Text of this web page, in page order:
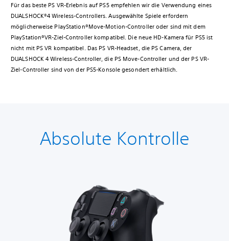
Für das beste PS VR-Erlebnis auf PS5 empfehlen wir die Verwendung eines
DUALSHOCK®4 Wireless-Controllers. Ausgewählte Spiele erfordern
möglicherweise PlayStation®Move-Motion-Controller oder sind mit dem
PlayStation®VR-Ziel-Controller kompatibel. Die neue HD-Kamera für PS5 ist
nicht mit PS VR kompatibel. Das PS VR-Headset, die PS Camera, der
DUALSHOCK 4 Wireless-Controller, die PS Move-Controller und der PS VR-
Ziel-Controller sind von der PS5-Konsole gesondert erhältlich.
Absolute Kontrolle